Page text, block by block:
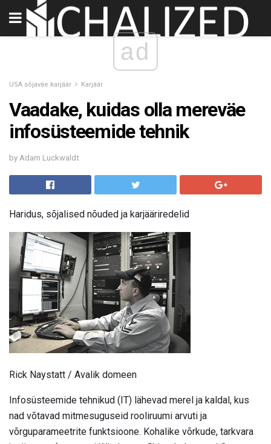
ad
USA sõjaväe karjäär Karjäär
Vaadake, kuidas olla mereväe
infosüsteemide tehnik
by Adam Luckwaldt
Haridus, sõjalised nõuded ja karjääriredelid
Rick Naystatt / Avalik domeen
Infosüsteemide tehnikud (IT) lähevad merel ja kaldal, kus
nad võtavad mitmesuguseid rooliruumi arvuti ja
võrguparameetrite funktsioone. Kohalike võrkude, tarkvara